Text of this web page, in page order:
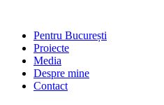
content
Main
Menu
Pentru București
Proiecte
Media
Despre mine
Contact